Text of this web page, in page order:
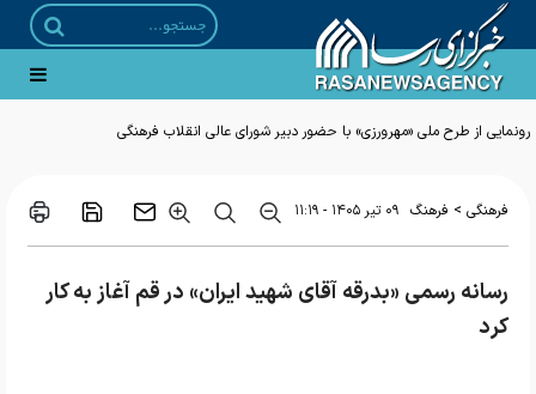
رونمایی از طرح ملی «مهرورزی» با حضور دبیر شورای عالی انقلاب فرهنگی
فرهنگی > فرهنگ ۰۹ تير ۱۴۰۵ - ۱۱:۱۹
رسانه رسمی «بدرقه آقای شهید ایران» در قم آغاز به کار
کرد